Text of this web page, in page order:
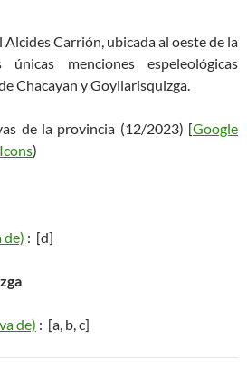
Carrión, ubicada al oeste de la
menciones espeleológicas
Chacayan y Goyllarisquizga.
de la provincia (12/2023) [Google
)
de) : [d]
de) : [a, b, c]